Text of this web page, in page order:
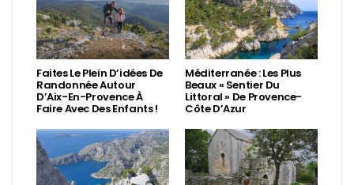
Faites Le Plein D’idées De
Randonnée Autour
D’Aix-En-Provence À
Faire Avec Des Enfants !
Méditerranée : Les Plus
Beaux « Sentier Du
Littoral » De Provence-
Côte D’Azur